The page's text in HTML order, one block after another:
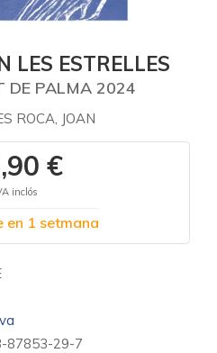
LES ESTRELLES
DE PALMA 2024
ROCA, JOAN
€
inclós
en 1 setmana
87853-29-7